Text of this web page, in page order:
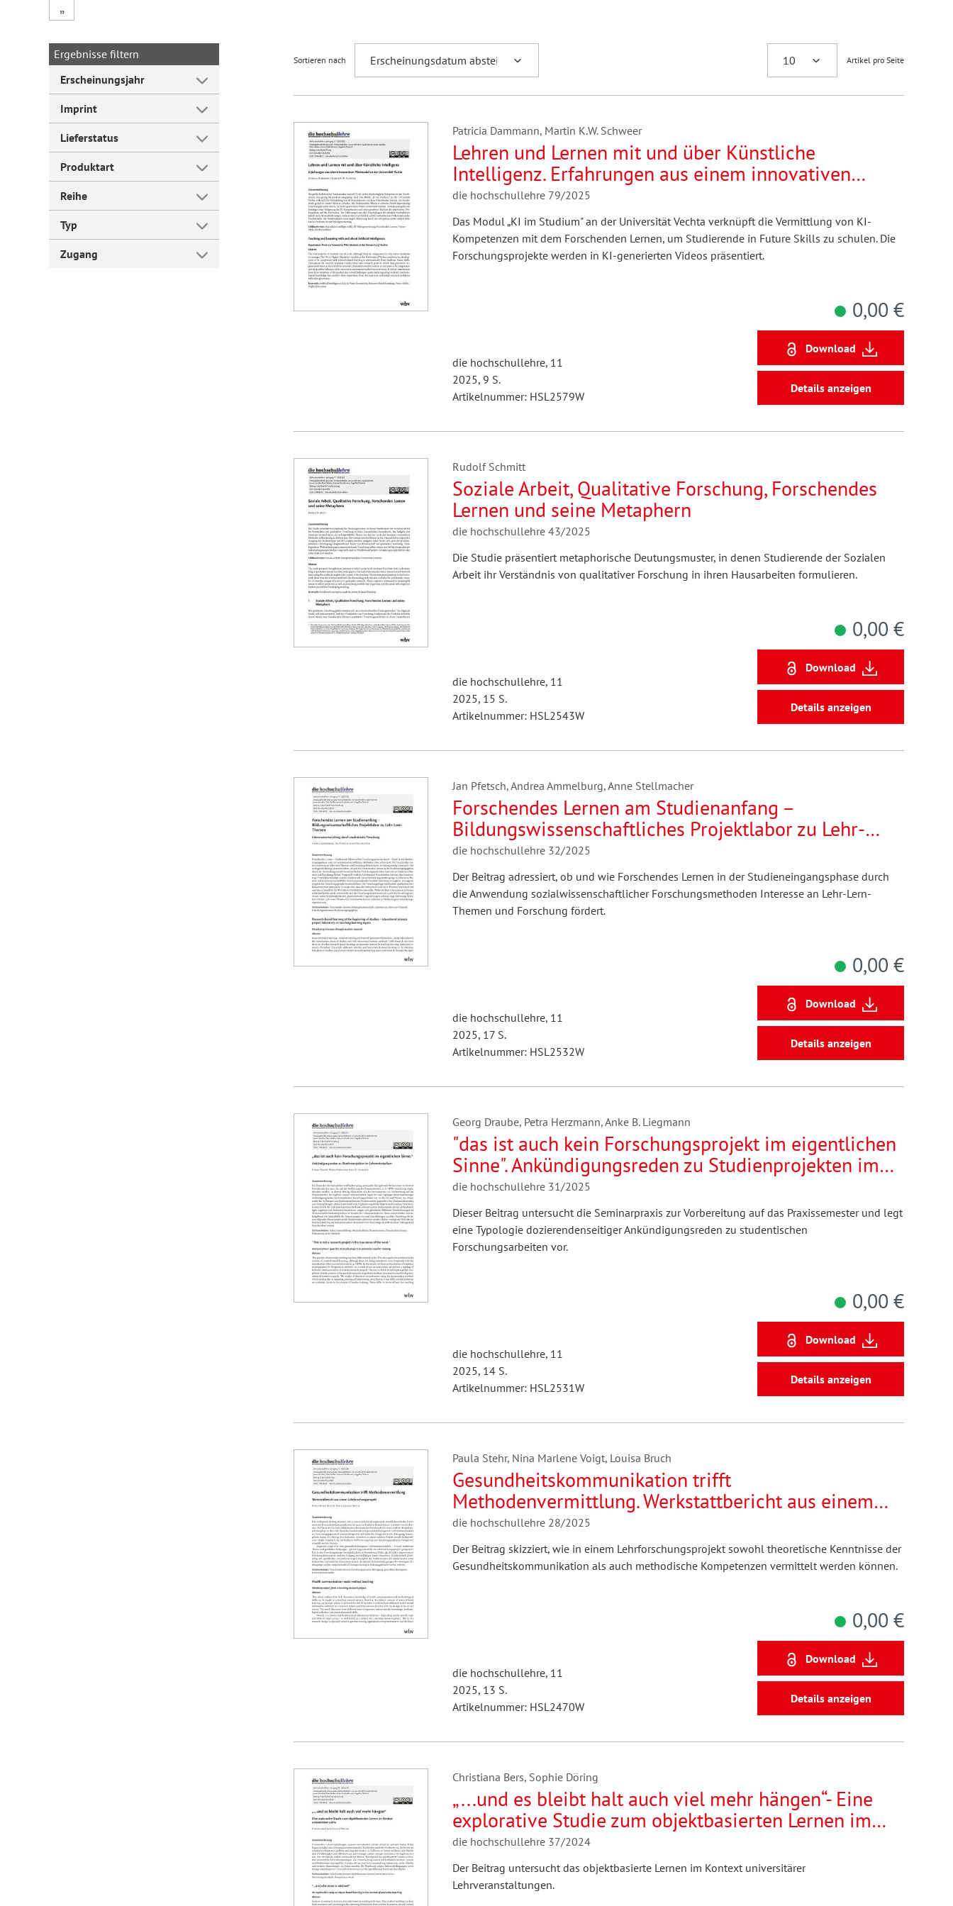
Forum Arbeitslehre
„
Ergebnisse filtern
Erscheinungsjahr
Imprint
Lieferstatus
Produktart
Reihe
Typ
Zugang
Sortieren nach Artikel pro Seite
Patricia Dammann, Martin K.W. Schweer
Lehren und Lernen mit und über Künstliche
Intelligenz. Erfahrungen aus einem innovativen
Pilotmodul an der Universität Vechta
die hochschullehre 79/2025
Das Modul „KI im Studium" an der Universität Vechta verknüpft die Vermittlung von KI-
Kompetenzen mit dem Forschenden Lernen, um Studierende in Future Skills zu schulen. Die
Forschungsprojekte werden in KI-generierten Videos präsentiert.
die hochschullehre, 11
2025, 9 S.
Artikelnummer: HSL2579W
0,00 €
Download
Details anzeigen
Rudolf Schmitt
Soziale Arbeit, Qualitative Forschung, Forschendes
Lernen und seine Metaphern
die hochschullehre 43/2025
Die Studie präsentiert metaphorische Deutungsmuster, in denen Studierende der Sozialen
Arbeit ihr Verständnis von qualitativer Forschung in ihren Hausarbeiten formulieren.
die hochschullehre, 11
2025, 15 S.
Artikelnummer: HSL2543W
0,00 €
Download
Details anzeigen
Jan Pfetsch, Andrea Ammelburg, Anne Stellmacher
Forschendes Lernen am Studienanfang –
Bildungswissenschaftliches Projektlabor zu Lehr-
Lern-Themen. Interessenentwicklung durch
studentische Forschung
die hochschullehre 32/2025
Der Beitrag adressiert, ob und wie Forschendes Lernen in der Studieneingangsphase durch
die Anwendung sozialwissenschaftlicher Forschungsmethoden Interesse an Lehr-Lern-
Themen und Forschung fördert.
die hochschullehre, 11
2025, 17 S.
Artikelnummer: HSL2532W
0,00 €
Download
Details anzeigen
Georg Draube, Petra Herzmann, Anke B. Liegmann
"das ist auch kein Forschungsprojekt im eigentlichen
Sinne". Ankündigungsreden zu Studienprojekten im
Lehramtsstudium
die hochschullehre 31/2025
Dieser Beitrag untersucht die Seminarpraxis zur Vorbereitung auf das Praxissemester und legt
eine Typologie dozierendenseitiger Ankündigungsreden zu studentischen
Forschungsarbeiten vor.
die hochschullehre, 11
2025, 14 S.
Artikelnummer: HSL2531W
0,00 €
Download
Details anzeigen
Paula Stehr, Nina Marlene Voigt, Louisa Bruch
Gesundheitskommunikation trifft
Methodenvermittlung. Werkstattbericht aus einem
Lehrforschungsprojekt
die hochschullehre 28/2025
Der Beitrag skizziert, wie in einem Lehrforschungsprojekt sowohl theoretische Kenntnisse der
Gesundheitskommunikation als auch methodische Kompetenzen vermittelt werden können.
die hochschullehre, 11
2025, 13 S.
Artikelnummer: HSL2470W
0,00 €
Download
Details anzeigen
Christiana Bers, Sophie Döring
„...und es bleibt halt auch viel mehr hängen“- Eine
explorative Studie zum objektbasierten Lernen im
Kontext universitärer Lehre
die hochschullehre 37/2024
Der Beitrag untersucht das objektbasierte Lernen im Kontext universitärer
Lehrveranstaltungen.